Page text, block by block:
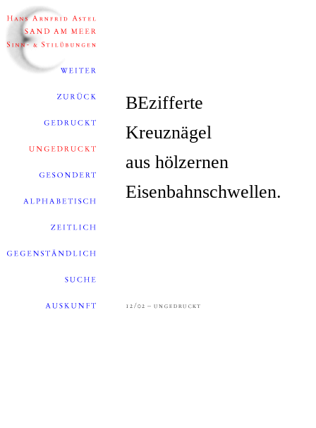
BEzifferte
Kreuznägel
aus hölzernen
Eisenbahnschwellen.